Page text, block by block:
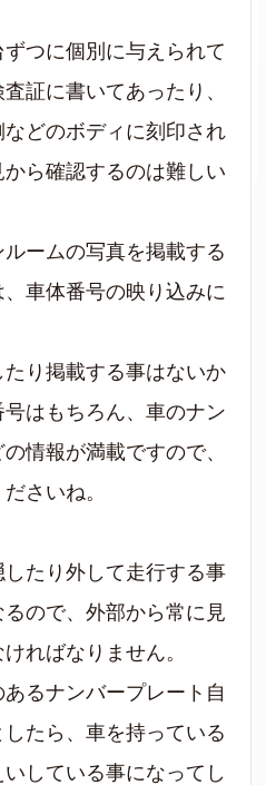
つに個別に与えられて
証に書いてあったり、
どのボディに刻印され
ら確認するのは難しい
ームの写真を掲載する
車体番号の映り込みに
り掲載する事はないか
はもちろん、車のナン
情報が満載ですので、
さいね。
たり外して走行する事
ので、外部から常に見
ればなりません。
るナンバープレート自
たら、車を持っている
している事になってし